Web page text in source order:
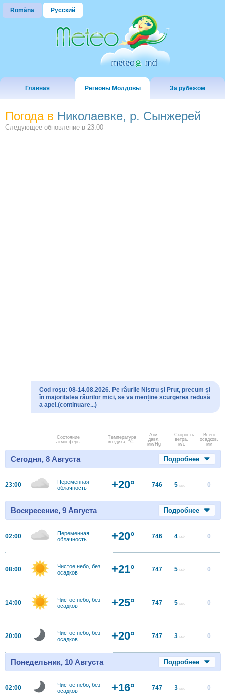
Româna Русский
Главная Регионы Молдовы За рубежом
Погода в Николаевке, р. Сынжерей
Следующее обновление в 23:00
Cod roșu: 08-14.08.2026. Pe râurile Nistru și Prut, precum și
în majoritatea râurilor mici, se va menține scurgerea redusă
a apei.(continuare...)
Состояние
атмосферы
Температура
воздуха, °C
Атм.
давл.
мм/Hg
Скорость
ветра.
м/с
Всего
осадков,
мм
Сегодня, 8 Августа Подробнее
23:00
Переменная
облачность
+20° 746 5 м/с 0
Воскресение, 9 Августа Подробнее
02:00
Переменная
облачность
+20° 746 4 м/с 0
08:00
Чистое небо, без
осадков
+21° 747 5 м/с 0
14:00
Чистое небо, без
осадков
+25° 747 5 м/с 0
20:00
Чистое небо, без
осадков
+20° 747 3 м/с 0
Понедельник, 10 Августа Подробнее
02:00
Чистое небо, без
осадков
+16° 747 3 м/с 0